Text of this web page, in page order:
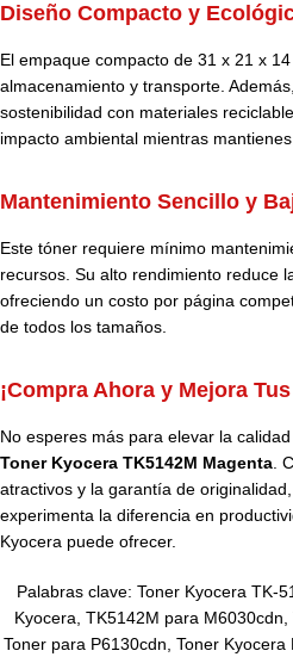
Diseño Compacto y
El empaque compacto de 31 x 21 x
almacenamiento y transporte.
sostenibilidad con materiales
impacto ambiental mientras
Mantenimiento Sencillo y
Este tóner requiere mínimo
recursos. Su alto rendimiento reduce
ofreciendo un costo por página
de todos los tamaños.
¡Compra Ahora y Mejora
No esperes más para elevar la
Toner Kyocera TK5142M Magenta .
atractivos y la garantía de
experimenta la diferencia en
Kyocera puede ofrecer.
Palabras clave: Toner Kyocera TK-
Kyocera, TK5142M para M6030cdn,
Toner para P6130cdn, Toner